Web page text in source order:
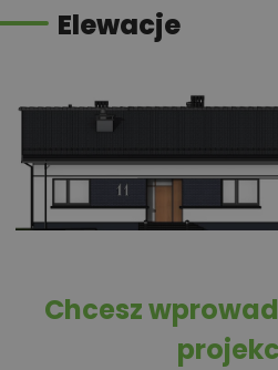
Elewacje
Chcesz